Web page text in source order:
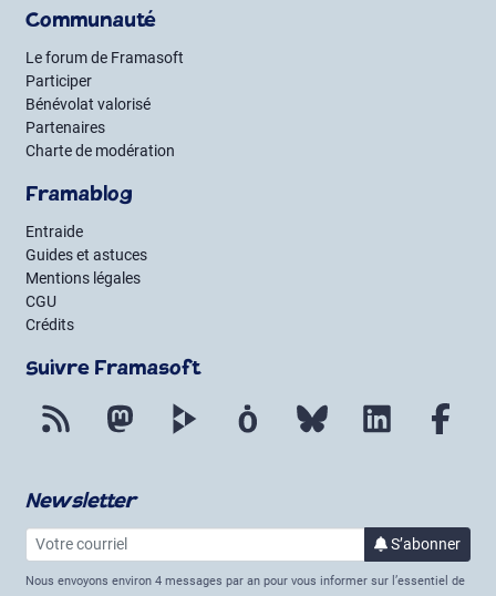
Communauté
Le forum de Framasoft
Participer
Bénévolat valorisé
Partenaires
Charte de modération
Framablog
Entraide
Guides et astuces
Mentions légales
CGU
Crédits
Suivre Framasoft
Flux RSS Mastodon PeerTube Mobilizon Bluesky LinkedIn
Newsletter
Votre courriel S’abonnerà la
Nous envoyons environ 4 messages par an pour vous informer sur l’essentiel de